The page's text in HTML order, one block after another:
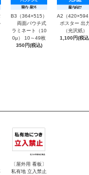
B3（364×515）
両面パウチ式
ラミネート（10
0μ） 10～49枚
350円(税込)
A2（420×594
ポスター 出
（光沢紙）
1,100円(税
〔屋外用 看板〕
私有地 立入禁止